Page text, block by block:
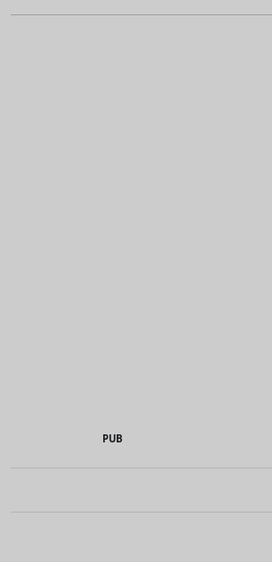
PUB